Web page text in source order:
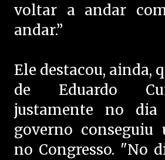
voltar a andar
andar.”
Ele destacou, ainda,
de Eduardo
justamente no
governo conseguiu
no Congresso. "No